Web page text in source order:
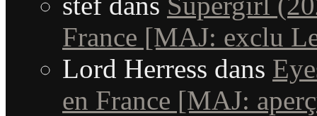
France [MAJ: exclu
Lord Herress dans
en France [MAJ: